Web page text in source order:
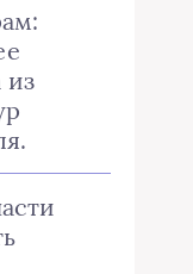
из